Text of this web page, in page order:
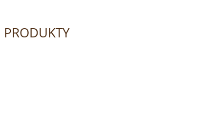
PRODUKTY